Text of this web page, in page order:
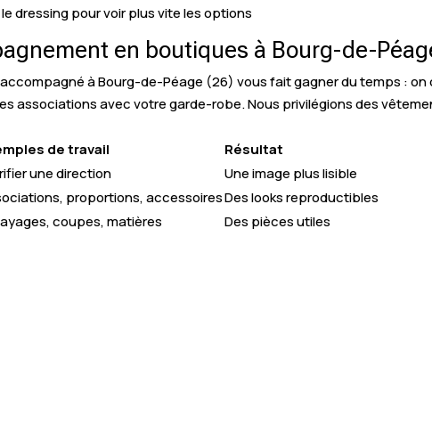
dressing pour voir plus vite les options
en boutiques à Bourg-de-
à Bourg-de-Péage (26) vous fait gagner du temps :
associations avec votre garde-robe. Nous privilégions des
de travail
Résultat
une direction
Une image plus lisible
proportions, accessoiresDes looks reproductibles
coupes, matières Des pièces utiles